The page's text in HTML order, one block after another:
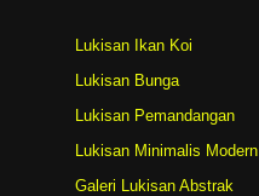
Lukisan Ikan Koi
Lukisan Bunga
Lukisan Pemandangan
Lukisan Minimalis Modern
Galeri Lukisan Abstrak